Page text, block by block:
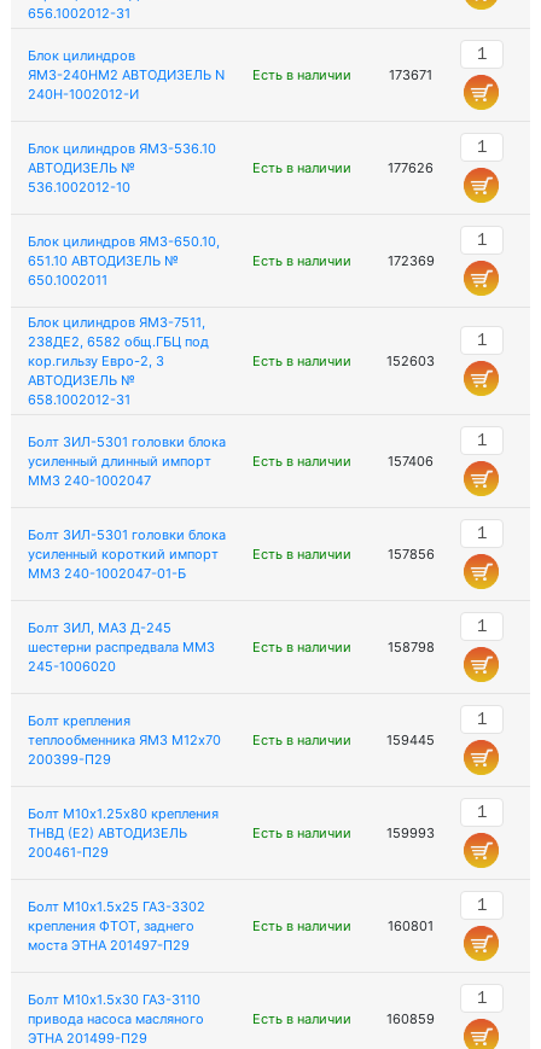
656.1002012-31
Блок цилиндров
ЯМЗ-240НМ2 АВТОДИЗЕЛЬ N
240Н-1002012-И
Есть в наличии 173671
Блок цилиндров ЯМЗ-536.10
АВТОДИЗЕЛЬ №
536.1002012-10
Есть в наличии 177626
Блок цилиндров ЯМЗ-650.10,
651.10 АВТОДИЗЕЛЬ №
650.1002011
Есть в наличии 172369
Блок цилиндров ЯМЗ-7511,
238ДЕ2, 6582 общ.ГБЦ под
кор.гильзу Евро-2, 3
АВТОДИЗЕЛЬ №
658.1002012-31
Есть в наличии 152603
Болт ЗИЛ-5301 головки блока
усиленный длинный импорт
ММЗ 240-1002047
Есть в наличии 157406
Болт ЗИЛ-5301 головки блока
усиленный короткий импорт
ММЗ 240-1002047-01-Б
Есть в наличии 157856
Болт ЗИЛ, МАЗ Д-245
шестерни распредвала ММЗ
245-1006020
Есть в наличии 158798
Болт крепления
теплообменника ЯМЗ М12х70
200399-П29
Есть в наличии 159445
Болт М10х1.25х80 крепления
ТНВД (Е2) АВТОДИЗЕЛЬ
200461-П29
Есть в наличии 159993
Болт М10х1.5х25 ГАЗ-3302
крепления ФТОТ, заднего
моста ЭТНА 201497-П29
Есть в наличии 160801
Болт М10х1.5х30 ГАЗ-3110
привода насоса масляного
ЭТНА 201499-П29
Есть в наличии 160859